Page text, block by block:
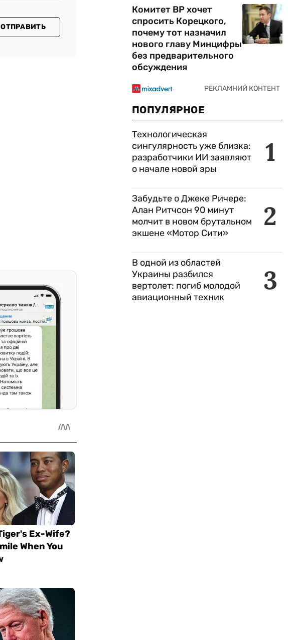
ОТПРАВИТЬ
Комитет ВР хочет
спросить Корецкого,
почему тот назначил
нового главу Минцифры
без предварительного
обсуждения
ПОПУЛЯРНОЕ
1
Технологическая
сингулярность уже близка:
разработчики ИИ заявляют
о начале новой эры
2
Забудьте о Джеке Ричере:
Алан Ритчсон 90 минут
молчит в новом брутальном
экшене «Мотор Сити»
3
В одной из областей
Украины разбился
вертолет: погиб молодой
авиационный техник